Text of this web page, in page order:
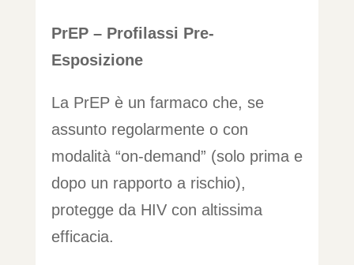
PrEP – Profilassi Pre-
Esposizione
La PrEP è un farmaco che, se
assunto regolarmente o con
modalità “on-demand” (solo prima e
dopo un rapporto a rischio),
protegge da HIV con altissima
efficacia.